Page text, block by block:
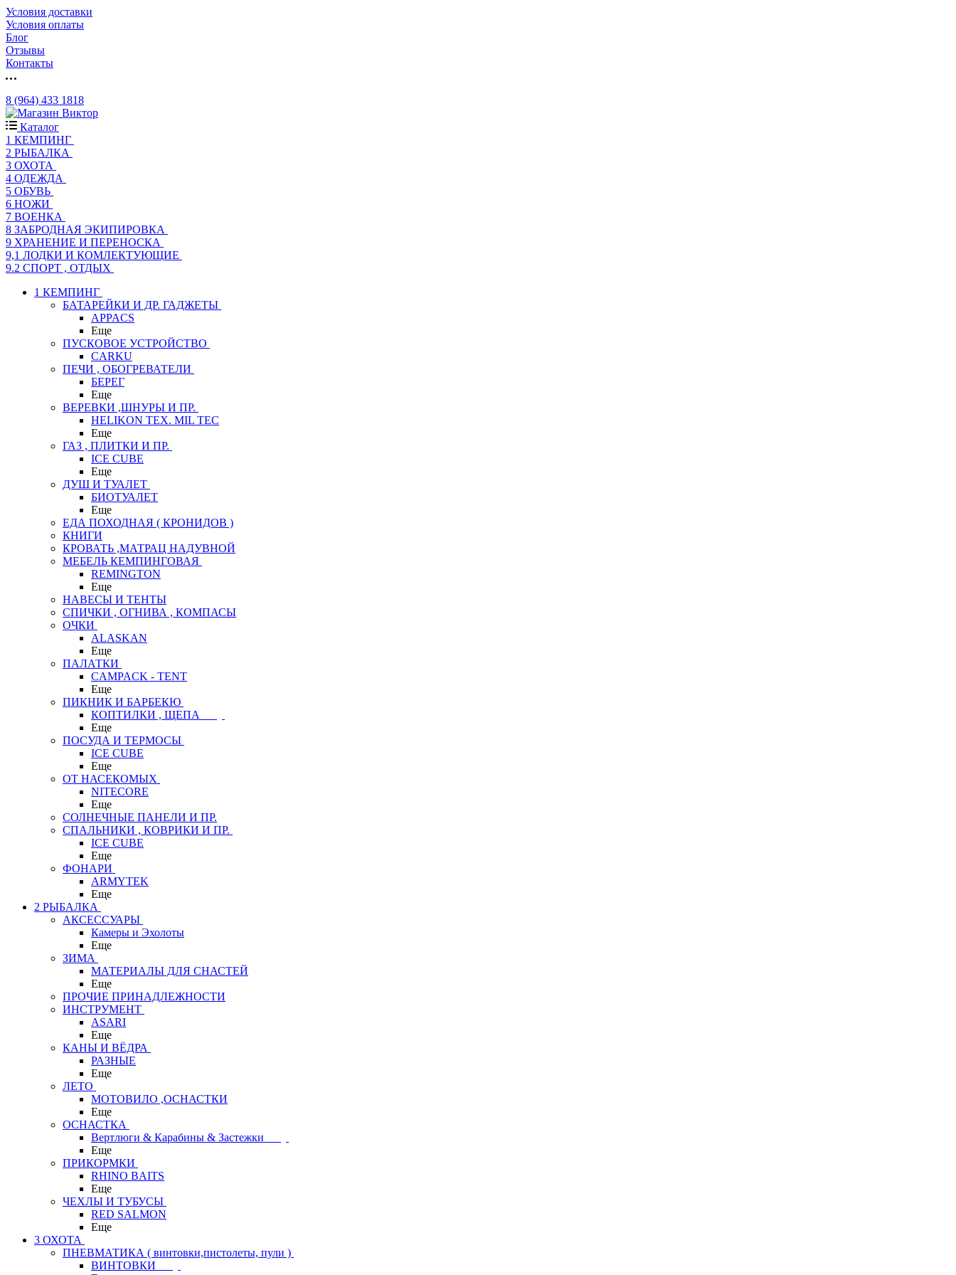
Условия доставки
Условия оплаты
Блог
Отзывы
Контакты
8 (964) 433 1818
Каталог
1 КЕМПИНГ
2 РЫБАЛКА
3 ОХОТА
4 ОДЕЖДА
5 ОБУВЬ
6 НОЖИ
7 ВОЕНКА
8 ЗАБРОДНАЯ ЭКИПИРОВКА
9 ХРАНЕНИЕ И ПЕРЕНОСКА
9,1 ЛОДКИ И КОМЛЕКТУЮЩИЕ
9.2 СПОРТ , ОТДЫХ
1 КЕМПИНГ
БАТАРЕЙКИ И ДР. ГАДЖЕТЫ
APPACS
Еще
ПУСКОВОЕ УСТРОЙСТВО
CARKU
ПЕЧИ , ОБОГРЕВАТЕЛИ
БЕРЕГ
Еще
ВЕРЕВКИ ,ШНУРЫ И ПР.
HELIKON TEX. MIL TEC
Еще
ГАЗ , ПЛИТКИ И ПР.
ICE CUBE
Еще
ДУШ И ТУАЛЕТ
БИОТУАЛЕТ
Еще
ЕДА ПОХОДНАЯ ( КРОНИДОВ )
КНИГИ
КРОВАТЬ ,МАТРАЦ НАДУВНОЙ
МЕБЕЛЬ КЕМПИНГОВАЯ
REMINGTON
Еще
НАВЕСЫ И ТЕНТЫ
СПИЧКИ , ОГНИВА , КОМПАСЫ
ОЧКИ
ALASKAN
Еще
ПАЛАТКИ
CAMPACK - TENT
Еще
ПИКНИК И БАРБЕКЮ
КОПТИЛКИ , ЩЕПА
Еще
ПОСУДА И ТЕРМОСЫ
ICE CUBE
Еще
ОТ НАСЕКОМЫХ
NITECORE
Еще
СОЛНЕЧНЫЕ ПАНЕЛИ И ПР.
СПАЛЬНИКИ , КОВРИКИ И ПР.
ICE CUBE
Еще
ФОНАРИ
ARMYTEK
Еще
2 РЫБАЛКА
АКСЕССУАРЫ
Камеры и Эхолоты
Еще
ЗИМА
МАТЕРИАЛЫ ДЛЯ СНАСТЕЙ
Еще
ПРОЧИЕ ПРИНАДЛЕЖНОСТИ
ИНСТРУМЕНТ
ASARI
Еще
КАНЫ И ВЁДРА
РАЗНЫЕ
Еще
ЛЕТО
МОТОВИЛО ,ОСНАСТКИ
Еще
ОСНАСТКА
Вертлюги & Карабины & Застежки
Еще
ПРИКОРМКИ
RHINO BAITS
Еще
ЧЕХЛЫ И ТУБУСЫ
RED SALMON
Еще
3 ОХОТА
ПНЕВМАТИКА ( винтовки,пистолеты, пули )
ВИНТОВКИ